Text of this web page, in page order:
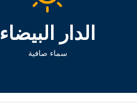
الدار البيضاء
سماء صافية